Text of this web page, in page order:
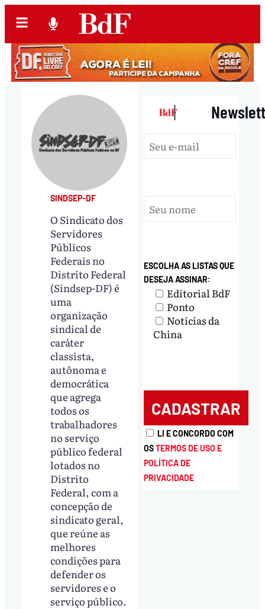
SINDSEP-DF
O Sindicato dos
Servidores
Públicos
Federais no
Distrito Federal
(Sindsep-DF) é
uma
organização
sindical de
caráter
classista,
autônoma e
democrática
que agrega
todos os
trabalhadores
no serviço
público federal
lotados no
Distrito
Federal, com a
concepção de
sindicato geral,
que reúne as
melhores
condições para
defender os
servidores e o
serviço público.
|
ESCOLHA AS LISTAS QUE
DESEJA ASSINAR:
Editorial BdF
Ponto
Notícias da
China
LI E CONCORDO COM
OSTERMOS DE USO E
POLÍTICA DE
PRIVACIDADE